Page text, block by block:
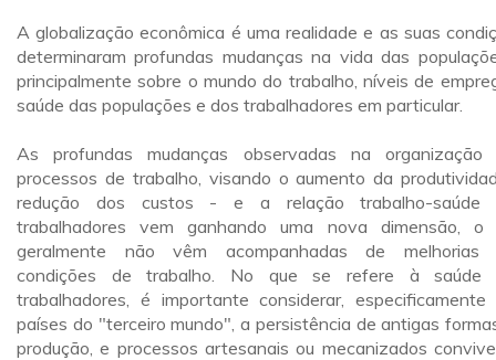
A globalização econômica é uma realidade e as suas
determinaram profundas mudanças na vida das
principalmente sobre o mundo do trabalho, níveis de
saúde das populações e dos trabalhadores em particular.
As profundas mudanças observadas na organização
processos de trabalho, visando o aumento da
redução dos custos - e a relação trabalho-saúde
trabalhadores vem ganhando uma nova dimensão, o
geralmente não vêm acompanhadas de melhorias
condições de trabalho. No que se refere à saúde
trabalhadores, é importante considerar, especificamente
países do "terceiro mundo", a persistência de antigas
produção, e processos artesanais ou mecanizados